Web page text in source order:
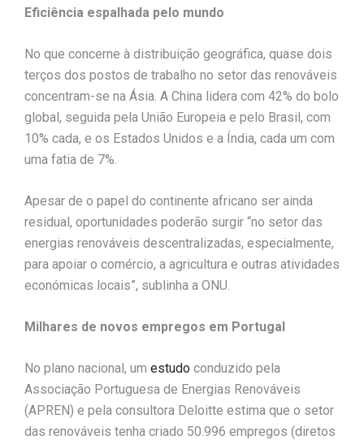
Eficiência espalhada pelo mundo
No que concerne à distribuição geográfica, quase dois
terços dos postos de trabalho no setor das renováveis
concentram-se na Ásia. A China lidera com 42% do bolo
global, seguida pela União Europeia e pelo Brasil, com
10% cada, e os Estados Unidos e a Índia, cada um com
uma fatia de 7%.
Apesar de o papel do continente africano ser ainda
residual, oportunidades poderão surgir “no setor das
energias renováveis descentralizadas, especialmente,
para apoiar o comércio, a agricultura e outras atividades
económicas locais”, sublinha a ONU.
Milhares de novos empregos em Portugal
No plano nacional, um estudo conduzido pela
Associação Portuguesa de Energias Renováveis
(APREN) e pela consultora Deloitte estima que o setor
das renováveis tenha criado 50.996 empregos (diretos